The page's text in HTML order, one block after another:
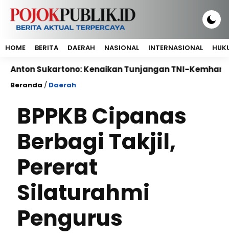
HOME BERITA DAERAH NASIONAL INTERNASIONAL
Kenaikan Tunjangan TNI-Kemhan Bukti
Beranda / Daerah
BPPKB Cipanas
Berbagi Takjil,
Pererat
Silaturahmi
Pengurus